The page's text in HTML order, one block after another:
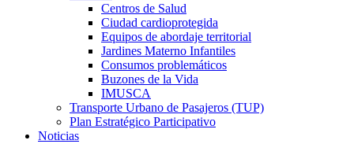
Centros de Salud
Ciudad cardioprotegida
Equipos de abordaje territorial
Jardines Materno Infantiles
Consumos problemáticos
Buzones de la Vida
IMUSCA
Transporte Urbano de Pasajeros (TUP)
Plan Estratégico Participativo
Noticias